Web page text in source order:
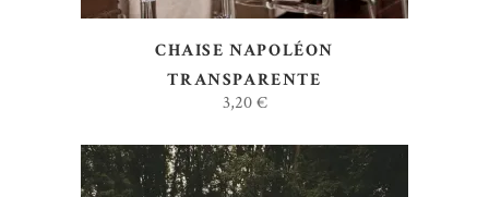
CHAISE NAPOLÉON
TRANSPARENTE
3,20€